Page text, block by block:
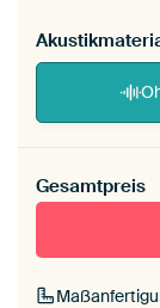
Gesamtpreis